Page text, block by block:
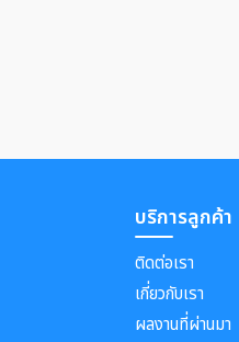
บริการลูกค้า
ติดต่อเรา
เกี่ยวกับเรา
ผลงานที่ผ่านมา